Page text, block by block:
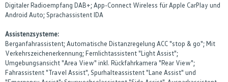
Digitaler Radioempfang DAB+; App-Connect Wireless für Apple CarPlay und
Android Auto; Sprachassistent IDA
Assistenzsysteme:
Berganfahrassistent; Automatische Distanzregelung ACC "stop & go"; Mit
Verkehrszeichenerkennung; Fernlichtassistent "Light Assist";
Umgebungsansicht "Area View" inkl. Rückfahrkamera "Rear View";
Fahrassistent "Travel Assist", Spurhalteassistent "Lane Assist" und